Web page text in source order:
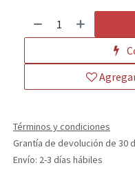
Términos y condiciones
Grantía de devolución de 30
Envío: 2-3 días hábiles